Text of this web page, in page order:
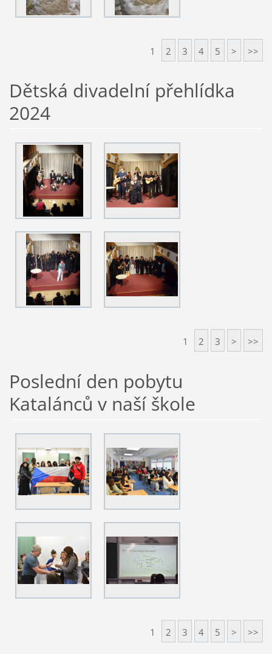
1 2 3 4 5 > >>
Dětská divadelní přehlídka
2024
1 2 3 > >>
Poslední den pobytu
Katalánců v naší škole
1 2 3 4 5 > >>